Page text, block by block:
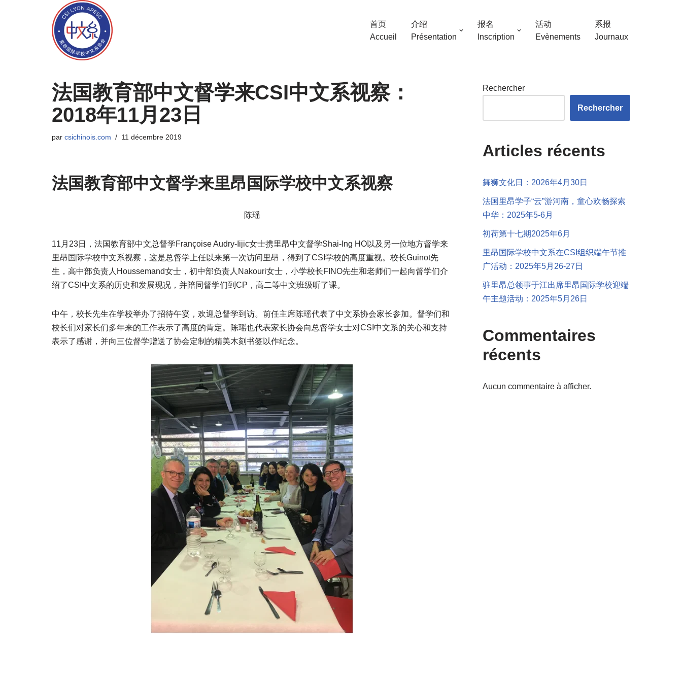
首页
Accueil
介绍
Présentation
报名
Inscription
活动
Evènements
系报
Journaux
法国教育部中文督学来CSI中文系视察：
2018年11月23日
par csichinois.com 11 décembre 2019
法国教育部中文督学来里昂国际学校中文系视察
陈瑶
11月23日，法国教育部中文总督学Françoise Audry-Iijic女士携里昂中文督学Shai-Ing HO以及另一位地方督学来
里昂国际学校中文系视察，这是总督学上任以来第一次访问里昂，得到了CSI学校的高度重视。校长Guinot先
生，高中部负责人Houssemand女士，初中部负责人Nakouri女士，小学校长FINO先生和老师们一起向督学们介
绍了CSI中文系的历史和发展现况，并陪同督学们到CP，高二等中文班级听了课。
中午，校长先生在学校举办了招待午宴，欢迎总督学到访。前任主席陈瑶代表了中文系协会家长参加。督学们和
校长们对家长们多年来的工作表示了高度的肯定。陈瑶也代表家长协会向总督学女士对CSI中文系的关心和支持
表示了感谢，并向三位督学赠送了协会定制的精美木刻书签以作纪念。
Rechercher
Rechercher
Articles récents
舞狮文化日：2026年4月30日
法国里昂学子“云”游河南，童心欢畅探索
中华：2025年5-6月
初荷第十七期2025年6月
里昂国际学校中文系在CSI组织端午节推
广活动：2025年5月26-27日
驻里昂总领事于江出席里昂国际学校迎端
午主题活动：2025年5月26日
Commentaires
récents
Aucun commentaire à afficher.